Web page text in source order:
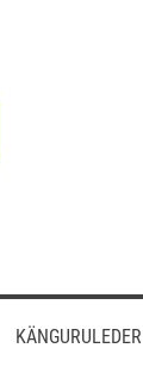
KÄNGURULEDER